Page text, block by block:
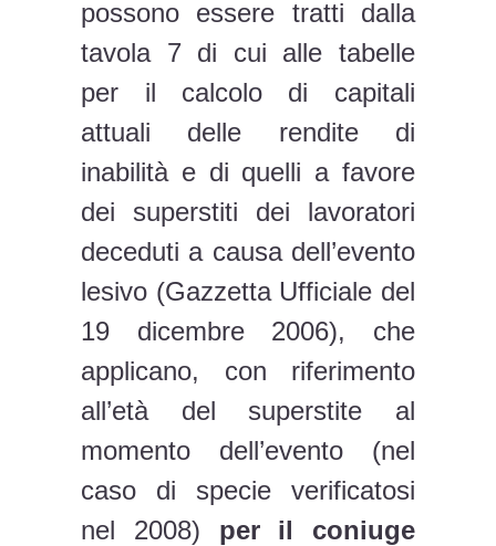
possono essere tratti dalla
tavola 7 di cui alle tabelle
per il calcolo di capitali
attuali delle rendite di
inabilità e di quelli a favore
dei superstiti dei lavoratori
deceduti a causa dell’evento
lesivo (Gazzetta Ufficiale del
19 dicembre 2006), che
applicano, con riferimento
all’età del superstite al
momento dell’evento (nel
caso di specie verificatosi
nel 2008) per il coniuge